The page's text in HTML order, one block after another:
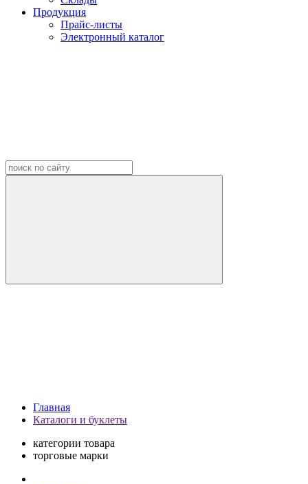
Продукция
Прайс-листы
Электронный каталог
Главная
Каталоги и буклеты
категории товара
торговые марки